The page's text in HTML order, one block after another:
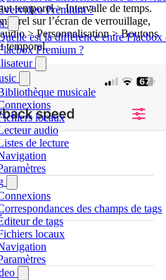
Premium ?
est la différence entre Flacbox
Premium ?
musicale
locaux
audio
de lecture
des champs de tags
de tags
locaux
temporel > Intervalle de temps.
sur l’écran de verrouillage,
> Personnalisation > Boutons
temporel.